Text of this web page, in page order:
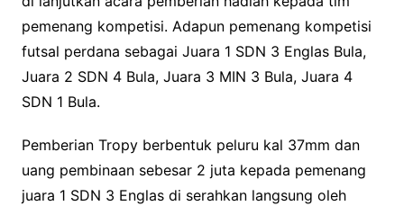
pemenang kompetisi. Adapun pemenang kompetisi
futsal perdana sebagai Juara 1 SDN 3 Englas Bula,
Juara 2 SDN 4 Bula, Juara 3 MIN 3 Bula, Juara 4
SDN 1 Bula.
Pemberian Tropy berbentuk peluru kal 37mm dan
uang pembinaan sebesar 2 juta kepada pemenang
juara 1 SDN 3 Englas di serahkan langsung oleh